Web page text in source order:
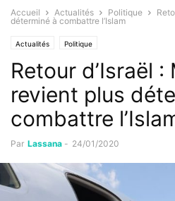
Accueil Actualités Politique
déterminé à combattre l’Islam
Actualités Politique
Retour d’Israël :
revient plus
combattre
Par Lassana - 24/01/2020